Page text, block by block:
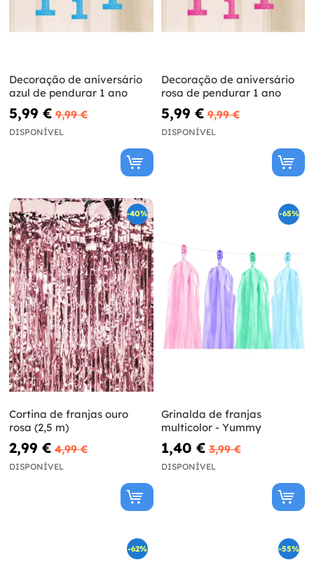
Decoração de aniversário
azul de pendurar 1 ano
5,99 € 9,99 €
DISPONÍVEL
Decoração de aniversário
rosa de pendurar 1 ano
5,99 € 9,99 €
DISPONÍVEL
-40%
Cortina de franjas ouro
rosa (2,5 m)
2,99 € 4,99 €
DISPONÍVEL
-65%
Grinalda de franjas
multicolor - Yummy
1,40 € 3,99 €
DISPONÍVEL
-62% -55%